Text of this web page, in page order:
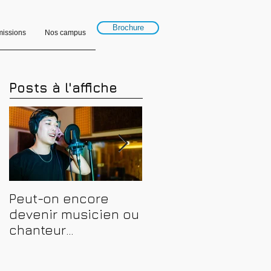
Nos campus
Brochure
Posts à l'affiche
Peut-on encore
devenir musicien ou
chanteur